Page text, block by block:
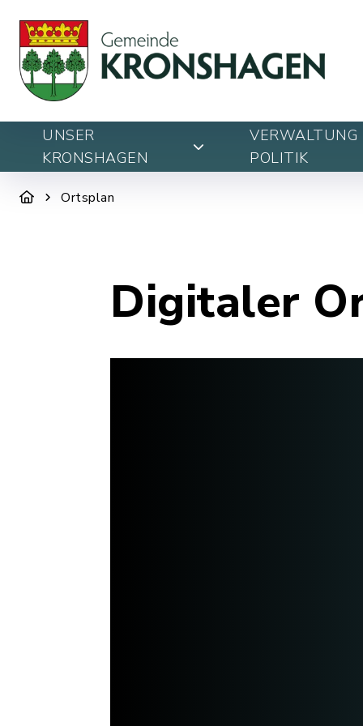
UNSER
KRONSHAGEN
VERWALTUNG
POLITIK
Ortsplan
Digitaler